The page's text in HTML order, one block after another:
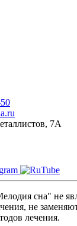
7А
сна" не
не
лечения.